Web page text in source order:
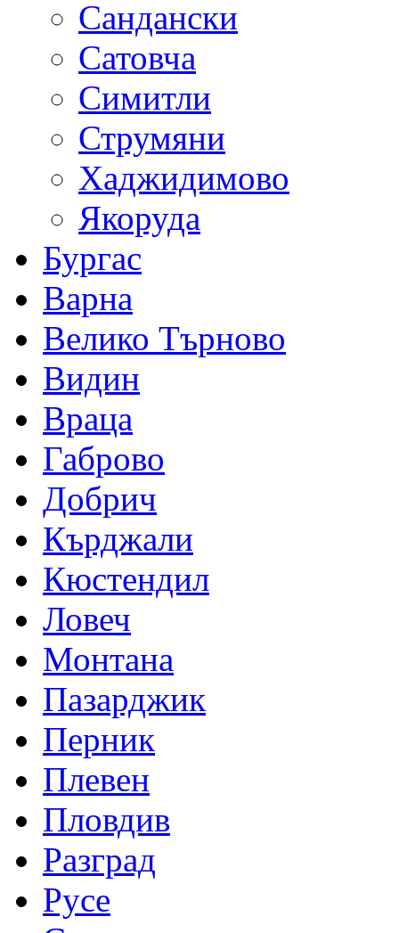
Сандански
Сатовча
Симитли
Струмяни
Хаджидимово
Якоруда
Бургас
Варна
Велико Търново
Видин
Враца
Габрово
Добрич
Кърджали
Кюстендил
Ловеч
Монтана
Пазарджик
Перник
Плевен
Пловдив
Разград
Русе